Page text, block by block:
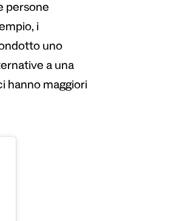
persone
i
uno
a una
hanno maggiori